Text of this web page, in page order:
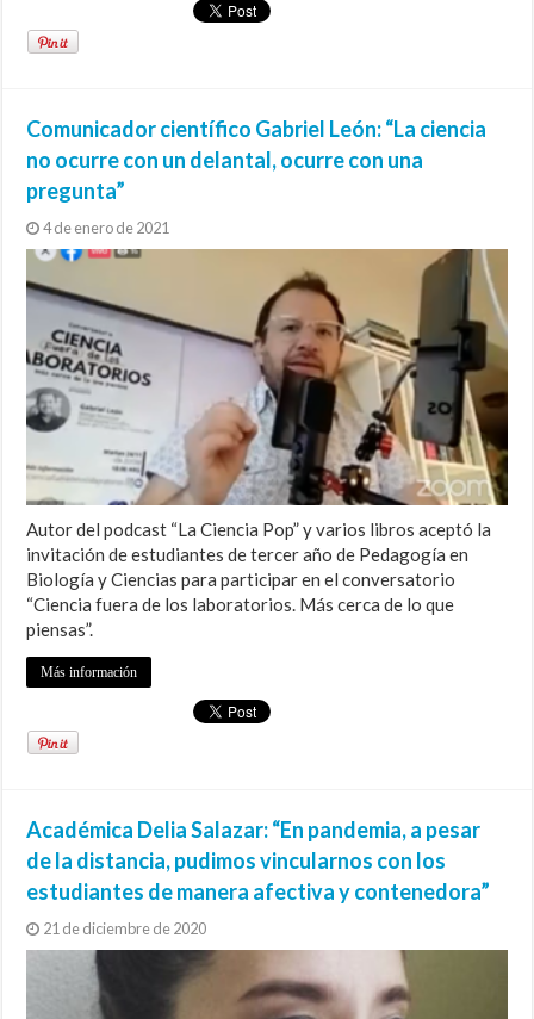
Comunicador científico Gabriel León: “La ciencia
no ocurre con un delantal, ocurre con una
pregunta”
4 de enero de 2021
Autor del podcast “La Ciencia Pop” y varios libros aceptó la
invitación de estudiantes de tercer año de Pedagogía en
Biología y Ciencias para participar en el conversatorio
“Ciencia fuera de los laboratorios. Más cerca de lo que
piensas”.
Más información
Académica Delia Salazar: “En pandemia, a pesar
de la distancia, pudimos vincularnos con los
estudiantes de manera afectiva y contenedora”
21 de diciembre de 2020